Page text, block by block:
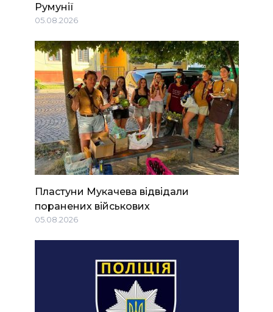
Румунії
05.08.2026
Пластуни Мукачева відвідали
поранених військових
05.08.2026